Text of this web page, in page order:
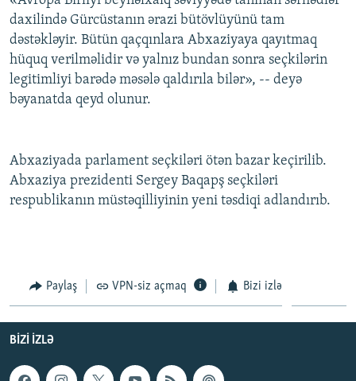
FOTOQALEREYA
İNFOQRAFIKA
KARIKATURA
OXU ZALI
AZƏRBAYCAN ƏDƏBIYYATI KITABXANASI
İSLAM VƏ DEMOKRATIYA
İZ - MƏDƏNIYYƏT PROQRAMI
HAQQIMIZDA
MISSIYAMIZ
PEŞƏ ETIKASI VƏ JURNALISTIKA STANDARTLARIMIZ
MATERIALLARIMIZDAN ISTIFADƏ
BIZIMLƏ ƏLAQƏ
XƏBƏR BÜLLETENLƏRIMIZ
BIZI IZLƏ
daxilində Gürcüstanın ərazi bütövlüyünü tam
dəstəkləyir. Bütün qaçqınlara Abxaziyaya qayıtmaq
hüquq verilməlidir və yalnız bundan sonra seçkilərin
legitimliyi barədə məsələ qaldırıla bilər», -- deyə
bəyanatda qeyd olunur.
Abxaziyada parlament seçkiləri ötən bazar keçirilib.
Abxaziya prezidenti Sergey Baqapş seçkiləri
respublikanın müstəqilliyinin yeni təsdiqi adlandırıb.
Paylaş VPN-siz açmaq Bizi izlə
BIZI IZLƏ